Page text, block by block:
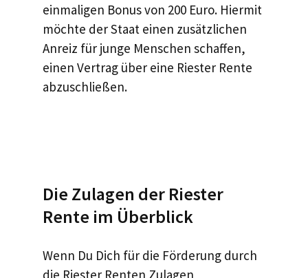
einmaligen Bonus von 200 Euro. Hiermit
möchte der Staat einen zusätzlichen
Anreiz für junge Menschen schaffen,
einen Vertrag über eine Riester Rente
abzuschließen.
Die Zulagen der Riester
Rente im Überblick
Wenn Du Dich für die Förderung durch